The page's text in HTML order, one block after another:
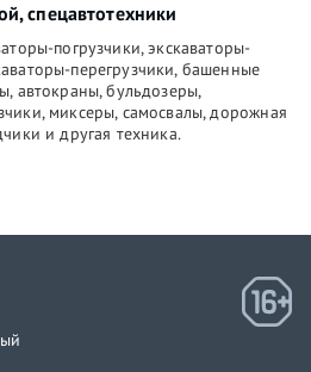
спецавтотехники
погрузчики, экскаваторы-
перегрузчики, башенные
автокраны, бульдозеры,
миксеры, самосвалы, дорожная
и другая техника.